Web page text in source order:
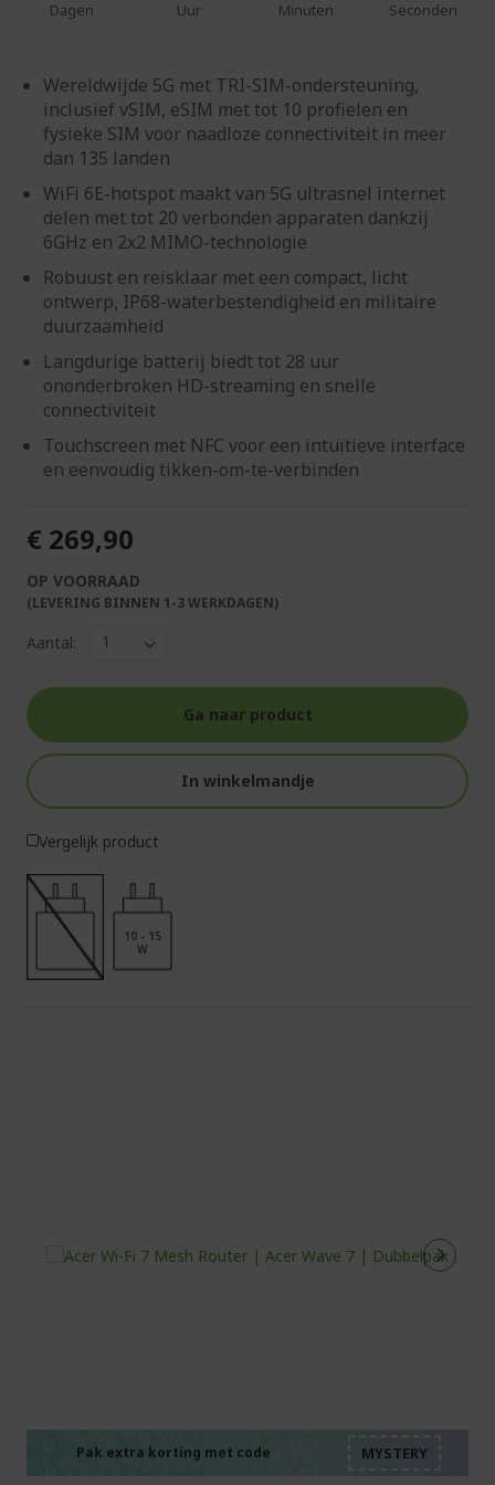
Dagen Uur Minuten Seconden
Wereldwijde 5G met TRI-SIM-ondersteuning,
inclusief vSIM, eSIM met tot 10 profielen en
fysieke SIM voor naadloze connectiviteit in meer
dan 135 landen
WiFi 6E-hotspot maakt van 5G ultrasnel internet
delen met tot 20 verbonden apparaten dankzij
6GHz en 2x2 MIMO-technologie
Robuust en reisklaar met een compact, licht
ontwerp, IP68-waterbestendigheid en militaire
duurzaamheid
Langdurige batterij biedt tot 28 uur
ononderbroken HD-streaming en snelle
connectiviteit
Touchscreen met NFC voor een intuïtieve interface
en eenvoudig tikken-om-te-verbinden
€ 269,90
OP VOORRAAD
(LEVERING BINNEN 1-3 WERKDAGEN)
Aantal:
Ga naar product
In winkelmandje
Vergelijk product
10 - 15
W
Pak extra korting met code